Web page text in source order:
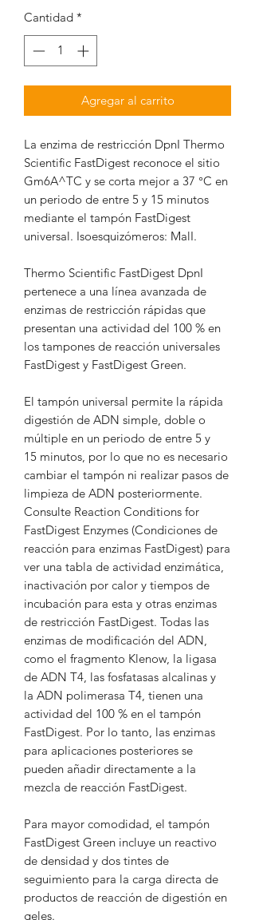
Cantidad *
Agregar al carrito
La enzima de restricción DpnI Thermo
Scientific FastDigest reconoce el sitio
Gm6A^TC y se corta mejor a 37 °C en
un periodo de entre 5 y 15 minutos
mediante el tampón FastDigest
universal. Isoesquizómeros: MalI.
Thermo Scientific FastDigest DpnI
pertenece a una línea avanzada de
enzimas de restricción rápidas que
presentan una actividad del 100 % en
los tampones de reacción universales
FastDigest y FastDigest Green.
El tampón universal permite la rápida
digestión de ADN simple, doble o
múltiple en un periodo de entre 5 y
15 minutos, por lo que no es necesario
cambiar el tampón ni realizar pasos de
limpieza de ADN posteriormente.
Consulte Reaction Conditions for
FastDigest Enzymes (Condiciones de
reacción para enzimas FastDigest) para
ver una tabla de actividad enzimática,
inactivación por calor y tiempos de
incubación para esta y otras enzimas
de restricción FastDigest. Todas las
enzimas de modificación del ADN,
como el fragmento Klenow, la ligasa
de ADN T4, las fosfatasas alcalinas y
la ADN polimerasa T4, tienen una
actividad del 100 % en el tampón
FastDigest. Por lo tanto, las enzimas
para aplicaciones posteriores se
pueden añadir directamente a la
mezcla de reacción FastDigest.
Para mayor comodidad, el tampón
FastDigest Green incluye un reactivo
de densidad y dos tintes de
seguimiento para la carga directa de
productos de reacción de digestión en
geles.